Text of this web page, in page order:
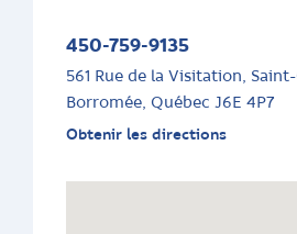
450-759-9135
561 Rue de la Visitation,
Borromée, Québec J6E 4P7
Obtenir les directions